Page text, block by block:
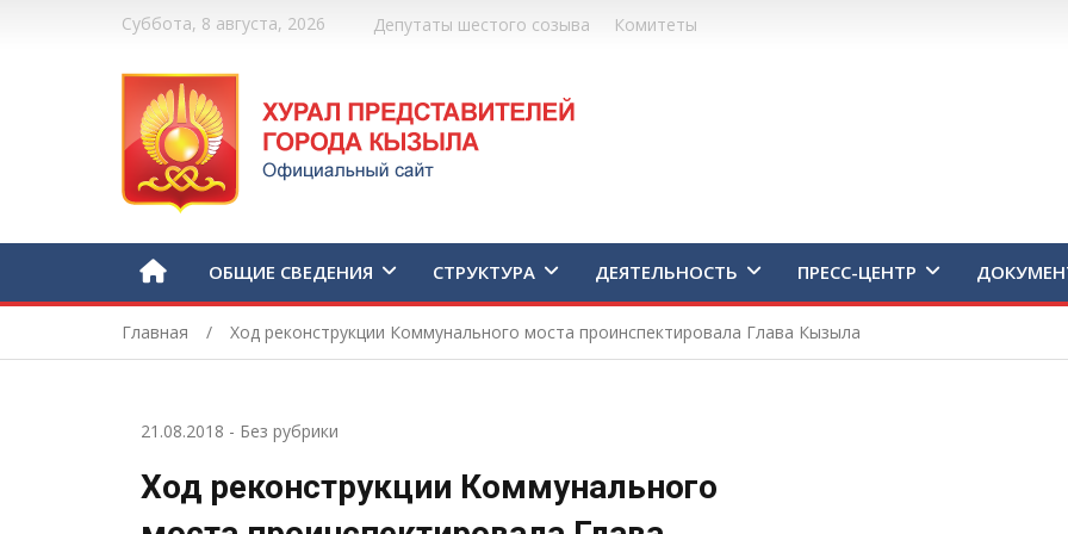
Суббота, 8 августа, 2026 Депутаты шестого созыва Комитеты
ОБЩИЕ СВЕДЕНИЯ СТРУКТУРА ДЕЯТЕЛЬНОСТЬ ПРЕСС-ЦЕНТР
Главная Ход реконструкции Коммунального моста проинспектировала Глава Кызыла
21.08.2018 - Без рубрики
Ход реконструкции Коммунального